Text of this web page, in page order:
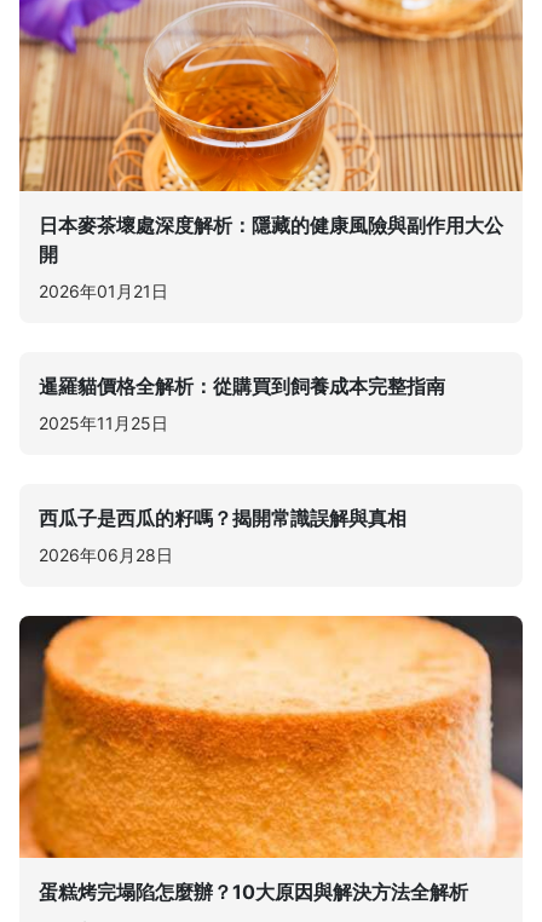
日本麥茶壞處深度解析：隱藏的健康風險與副作用大公
開
2026年01月21日
暹羅貓價格全解析：從購買到飼養成本完整指南
2025年11月25日
西瓜子是西瓜的籽嗎？揭開常識誤解與真相
2026年06月28日
蛋糕烤完塌陷怎麼辦？10大原因與解決方法全解析